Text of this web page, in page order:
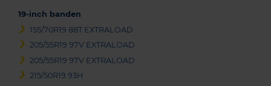
19-inch banden
155/70R19 88T EXTRALOAD
205/55R19 97V EXTRALOAD
205/55R19 97V EXTRALOAD
215/50R19 93H